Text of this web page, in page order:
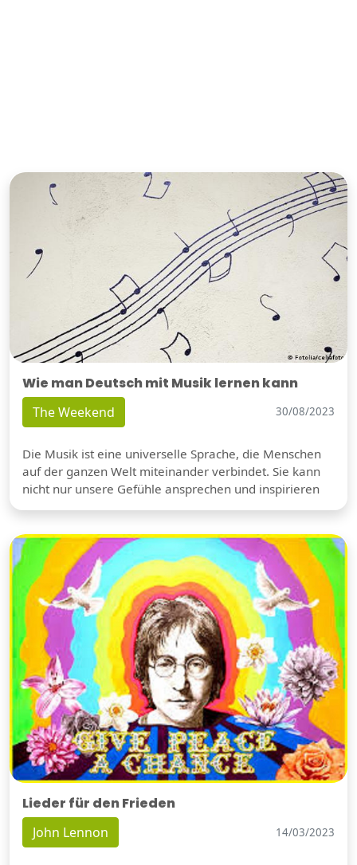
Wie man Deutsch mit Musik lernen kann
The Weekend 30/08/2023
Die Musik ist eine universelle Sprache, die Menschen
auf der ganzen Welt miteinander verbindet. Sie kann
nicht nur unsere Gefühle ansprechen und inspirieren
Lieder für den Frieden
John Lennon 14/03/2023